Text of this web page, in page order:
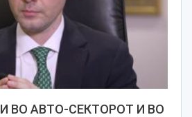
ВО АВТО-СЕКТОРОТ И ВО